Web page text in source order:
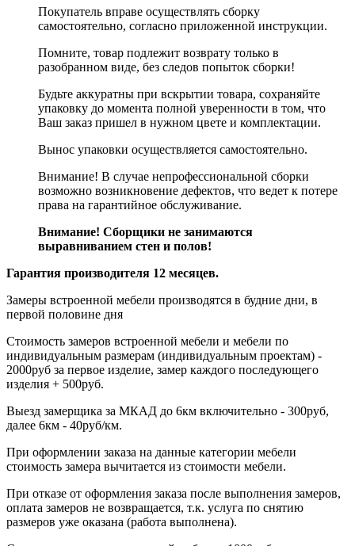
Покупатель вправе осуществлять сборку
самостоятельно, согласно приложенной инструкции.
Помните, товар подлежит возврату только в
разобранном виде, без следов попыток сборки!
Будьте аккуратны при вскрытии товара, сохраняйте
упаковку до момента полной уверенности в том, что
Ваш заказ пришел в нужном цвете и комплектации.
Вынос упаковки осуществляется самостоятельно.
Внимание! В случае непрофессиональной сборки
возможно возникновение дефектов, что ведет к потере
права на гарантийное обслуживание.
Внимание! Сборщики не занимаются
выравниванием стен и полов!
Гарантия производителя 12 месяцев.
Замеры встроенной мебели производятся в будние дни, в
первой половине дня
Стоимость замеров встроенной мебели и мебели по
индивидуальным размерам (индивидуальным проектам) -
2000руб за первое изделие, замер каждого последующего
изделия + 500руб.
Выезд замерщика за МКАД до 6км включительно - 300руб,
далее 6км - 40руб/км.
При оформлении заказа на данные категории мебели
стоимость замера вычитается из стоимости мебели.
При отказе от оформления заказа после выполнения замеров,
оплата замеров не возвращается, т.к. услуга по снятию
размеров уже оказана (работа выполнена).